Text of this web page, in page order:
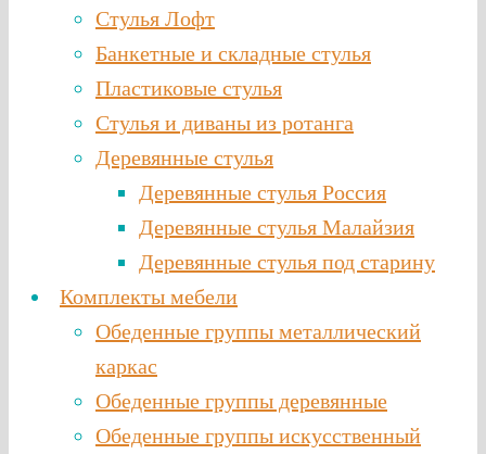
Стулья Лофт
Банкетные и складные стулья
Пластиковые стулья
Стулья и диваны из ротанга
Деревянные стулья
Деревянные стулья Россия
Деревянные стулья Малайзия
Деревянные стулья под старину
Комплекты мебели
Обеденные группы металлический
каркас
Обеденные группы деревянные
Обеденные группы искусственный